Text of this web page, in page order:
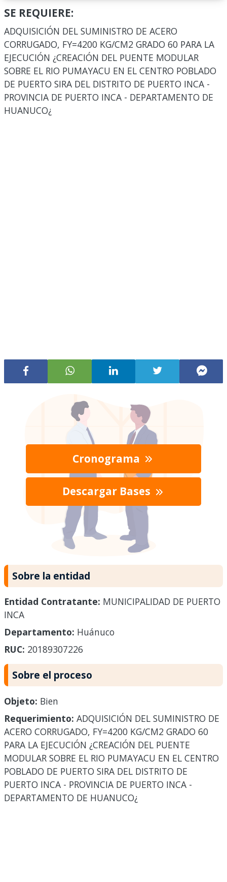
SE REQUIERE:
ADQUISICIÓN DEL SUMINISTRO DE ACERO
CORRUGADO, FY=4200 KG/CM2 GRADO 60 PARA LA
EJECUCIÓN ¿CREACIÓN DEL PUENTE MODULAR
SOBRE EL RIO PUMAYACU EN EL CENTRO POBLADO
DE PUERTO SIRA DEL DISTRITO DE PUERTO INCA -
PROVINCIA DE PUERTO INCA - DEPARTAMENTO DE
HUANUCO¿
Cronograma
Descargar Bases
Sobre la entidad
Entidad Contratante: MUNICIPALIDAD DE PUERTO
INCA
Departamento: Huánuco
RUC: 20189307226
Sobre el proceso
Objeto: Bien
Requerimiento: ADQUISICIÓN DEL SUMINISTRO DE
ACERO CORRUGADO, FY=4200 KG/CM2 GRADO 60
PARA LA EJECUCIÓN ¿CREACIÓN DEL PUENTE
MODULAR SOBRE EL RIO PUMAYACU EN EL CENTRO
POBLADO DE PUERTO SIRA DEL DISTRITO DE
PUERTO INCA - PROVINCIA DE PUERTO INCA -
DEPARTAMENTO DE HUANUCO¿